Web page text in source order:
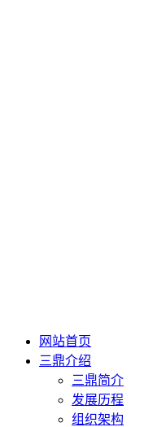
网站首页
三鼎介绍
三鼎简介
发展历程
组织架构